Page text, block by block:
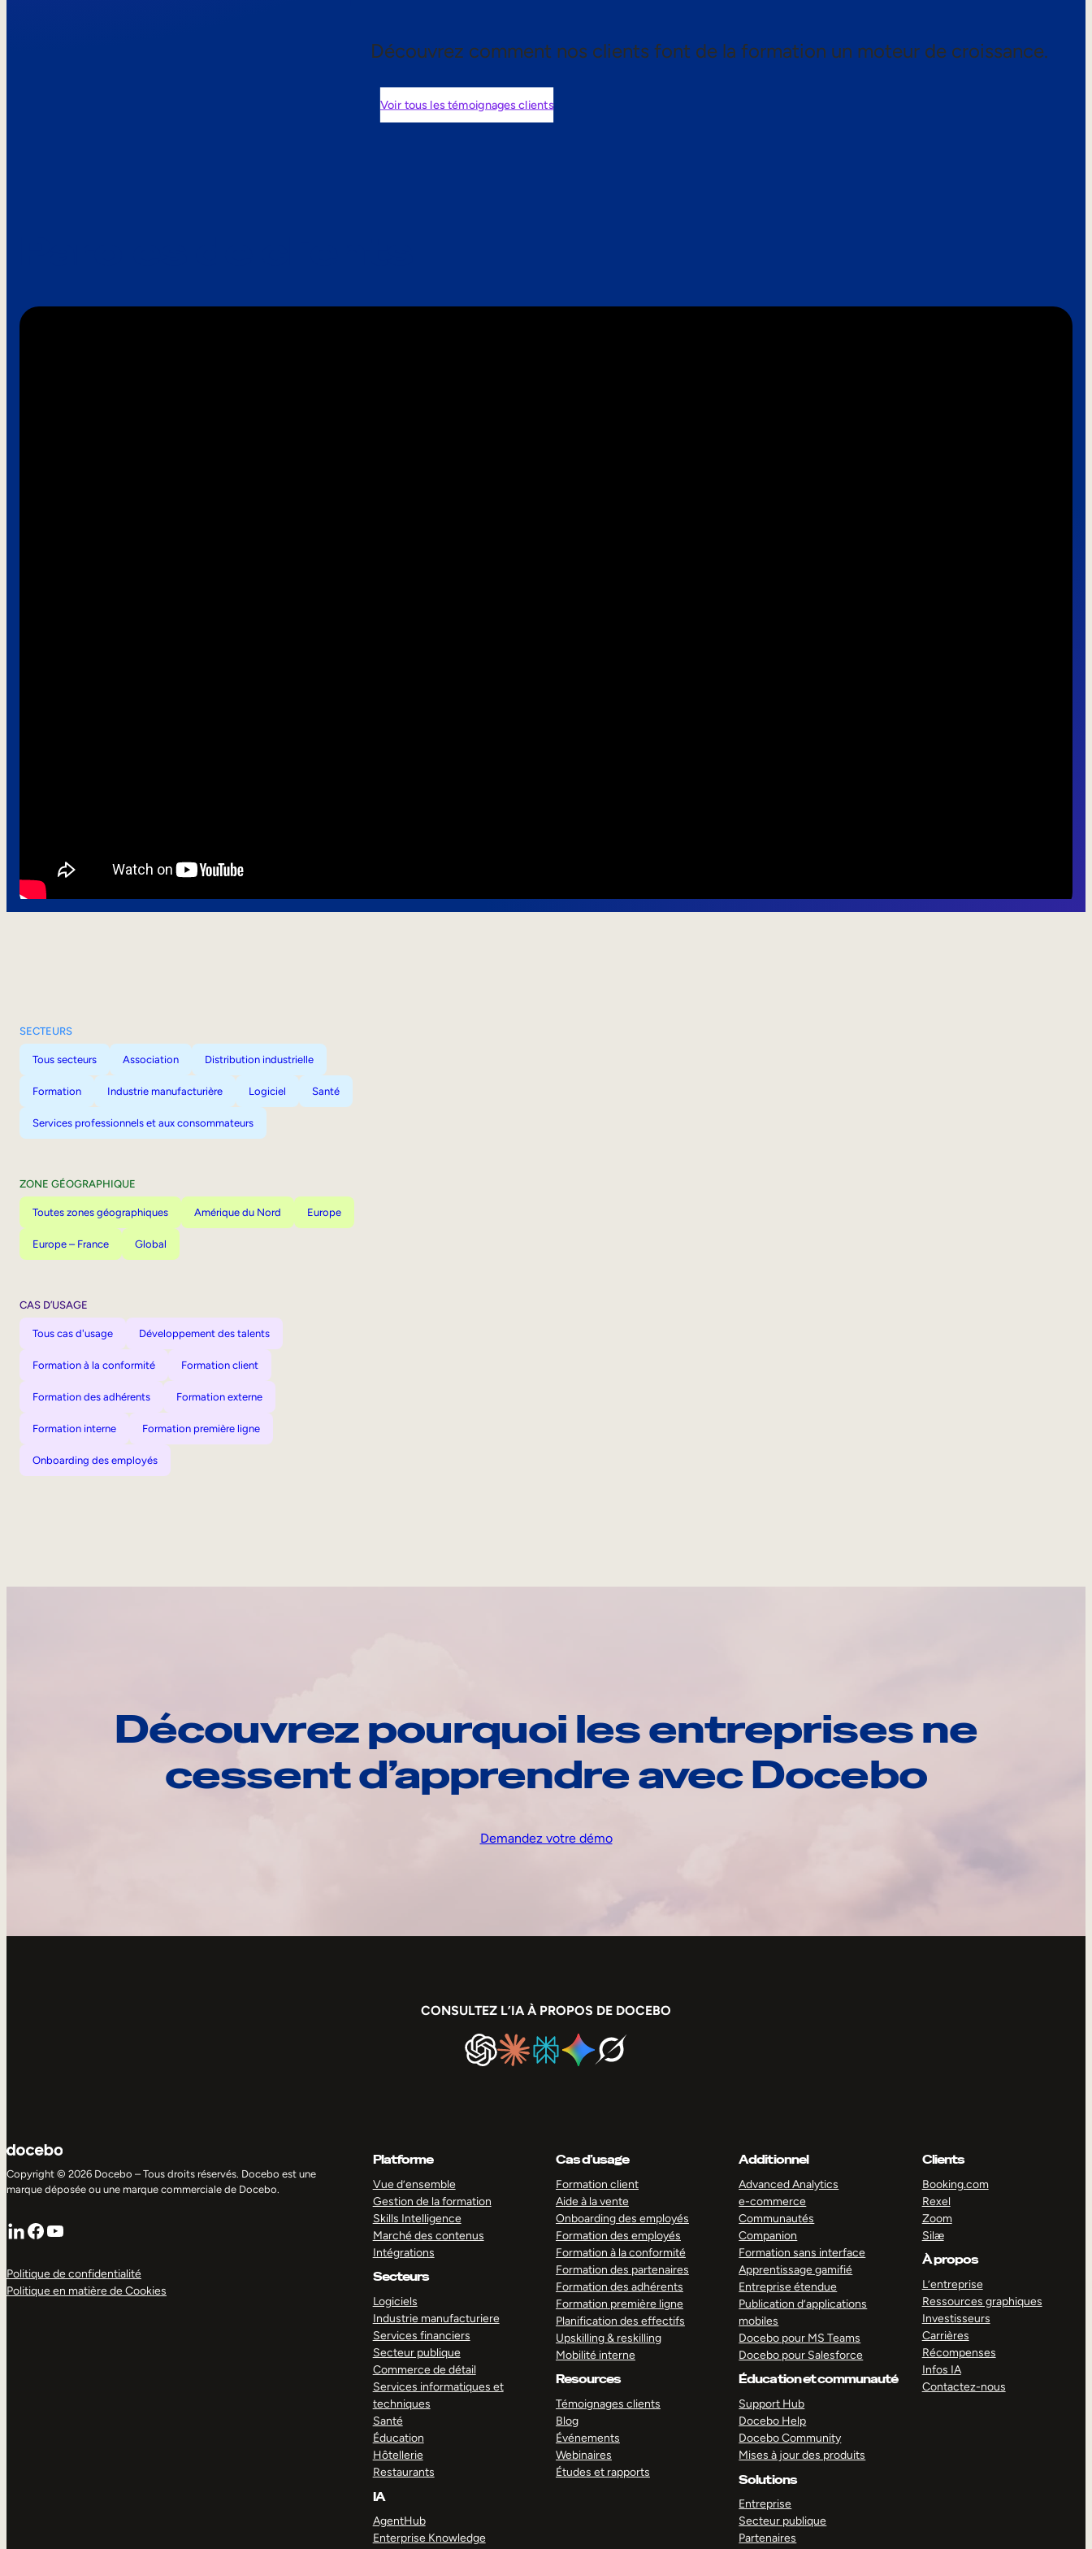
Découvrez comment nos clients font de la formation un moteur de croissance.
Voir tous les témoignages clients
SECTEURS
Tous secteurs Association Distribution industrielle
Formation Industrie manufacturière Logiciel Santé
Services professionnels et aux consommateurs
ZONE GÉOGRAPHIQUE
Toutes zones géographiques Amérique du Nord Europe
Europe – France Global
CAS D’USAGE
Tous cas d'usage Développement des talents
Formation à la conformité Formation client
Formation des adhérents Formation externe
Formation interne Formation première ligne
Onboarding des employés
Découvrez pourquoi les entreprises ne
cessent d’apprendre avec Docebo
Demandez votre démo
CONSULTEZ L’IA À PROPOS DE DOCEBO
Copyright © 2026 Docebo – Tous droits réservés. Docebo est une
marque déposée ou une marque commerciale de Docebo.
LinkedIn
Facebook
YouTube
Politique de confidentialité
Politique en matière de Cookies
Platforme
Vue d’ensemble
Gestion de la formation
Skills Intelligence
Marché des contenus
Intégrations
Secteurs
Logiciels
Industrie manufacturiere
Services financiers
Secteur publique
Commerce de détail
Services informatiques et
techniques
Santé
Éducation
Hôtellerie
Restaurants
IA
AgentHub
Enterprise Knowledge
Cas d’usage
Formation client
Aide à la vente
Onboarding des employés
Formation des employés
Formation à la conformité
Formation des partenaires
Formation des adhérents
Formation première ligne
Planification des effectifs
Upskilling & reskilling
Mobilité interne
Resources
Témoignages clients
Blog
Événements
Webinaires
Études et rapports
Additionnel
Advanced Analytics
e-commerce
Communautés
Companion
Formation sans interface
Apprentissage gamifié
Entreprise étendue
Publication d’applications
mobiles
Docebo pour MS Teams
Docebo pour Salesforce
Éducation et communauté
Support Hub
Docebo Help
Docebo Community
Mises à jour des produits
Solutions
Entreprise
Secteur publique
Partenaires
Clients
Booking.com
Rexel
Zoom
Silæ
À propos
L’entreprise
Ressources graphiques
Investisseurs
Carrières
Récompenses
Infos IA
Contactez-nous